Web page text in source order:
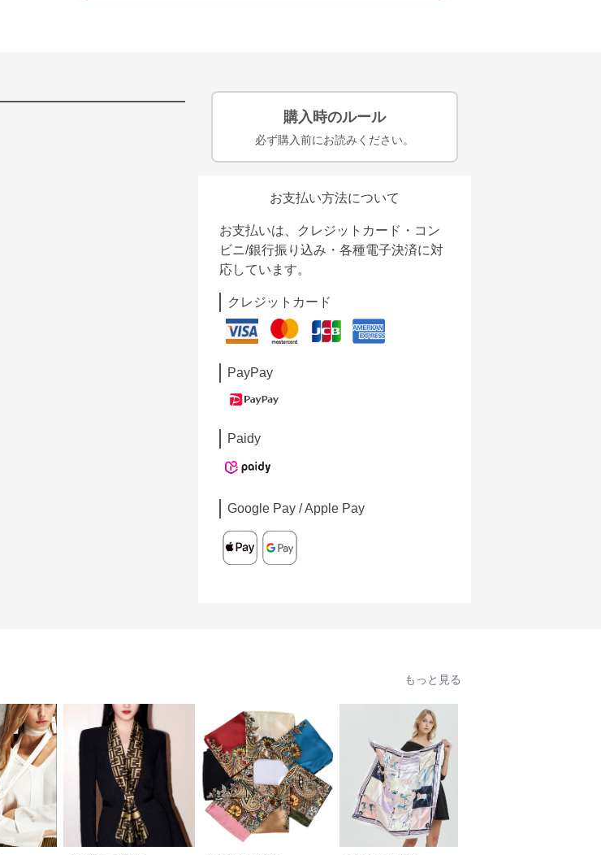
購入時のルール
必ず購入前にお読みください。
お支払い方法について
お支払いは、クレジットカード・コン
ビニ/銀行振り込み・各種電子決済に対
応しています。
クレジットカード
PayPay
Paidy
Google Pay / Apple Pay
もっと見る